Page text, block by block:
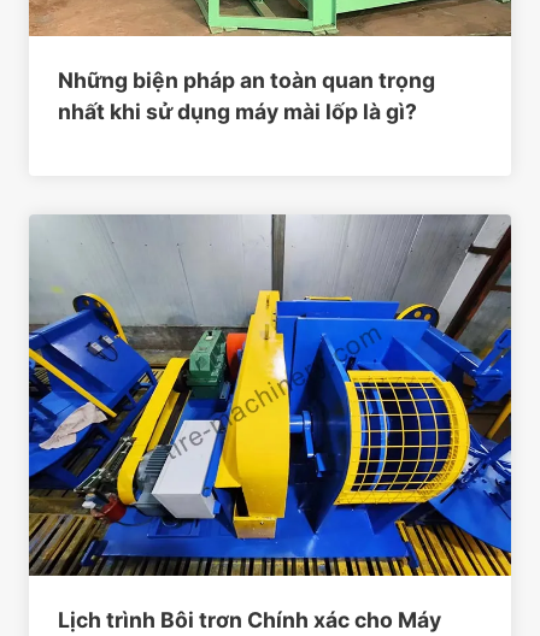
Những biện pháp an toàn quan trọng
nhất khi sử dụng máy mài lốp là gì?
Lịch trình Bôi trơn Chính xác cho Máy